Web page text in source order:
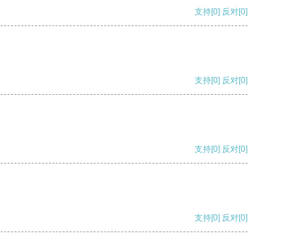
支持[0] 反对[0]
支持[0] 反对[0]
支持[0] 反对[0]
支持[0] 反对[0]